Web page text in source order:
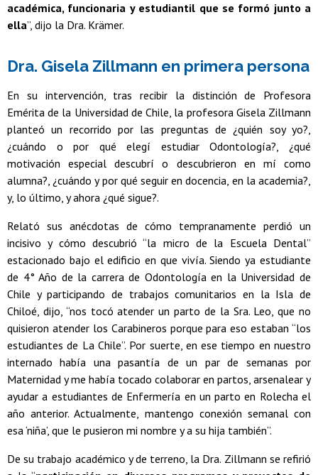
académica, funcionaria y estudiantil que se formó junto a
ella”, dijo la Dra. Krämer.
Dra. Gisela Zillmann en primera persona
En su intervención, tras recibir la distinción de Profesora
Emérita de la Universidad de Chile, la profesora Gisela Zillmann
planteó un recorrido por las preguntas de ¿quién soy yo?,
¿cuándo o por qué elegí estudiar Odontología?, ¿qué
motivación especial descubrí o descubrieron en mí como
alumna?, ¿cuándo y por qué seguir en docencia, en la academia?,
y, lo último, y ahora ¿qué sigue?.
Relató sus anécdotas de cómo tempranamente perdió un
incisivo y cómo descubrió “la micro de la Escuela Dental”
estacionado bajo el edificio en que vivía. Siendo ya estudiante
de 4° Año de la carrera de Odontología en la Universidad de
Chile y participando de trabajos comunitarios en la Isla de
Chiloé, dijo, “nos tocó atender un parto de la Sra. Leo, que no
quisieron atender los Carabineros porque para eso estaban “los
estudiantes de La Chile”. Por suerte, en ese tiempo en nuestro
internado había una pasantía de un par de semanas por
Maternidad y me había tocado colaborar en partos, arsenalear y
ayudar a estudiantes de Enfermería en un parto en Rolecha el
año anterior. Actualmente, mantengo conexión semanal con
esa ‘niña’, que le pusieron mi nombre y a su hija también”.
De su trabajo académico y de terreno, la Dra. Zillmann se refirió